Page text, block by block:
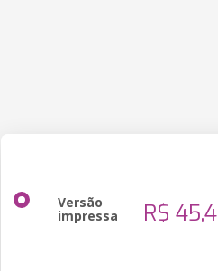
Versão
impressa R$